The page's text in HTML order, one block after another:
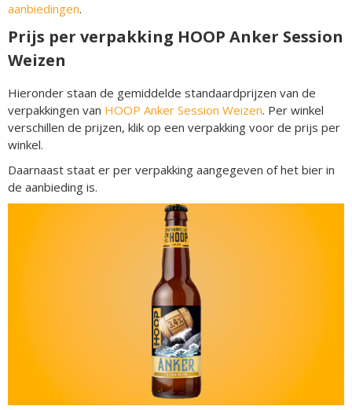
aanbiedingen.
Prijs per verpakking HOOP Anker Session
Weizen
Hieronder staan de gemiddelde standaardprijzen van de
verpakkingen van HOOP Anker Session Weizen. Per winkel
verschillen de prijzen, klik op een verpakking voor de prijs per
winkel.
Daarnaast staat er per verpakking aangegeven of het bier in
de aanbieding is.